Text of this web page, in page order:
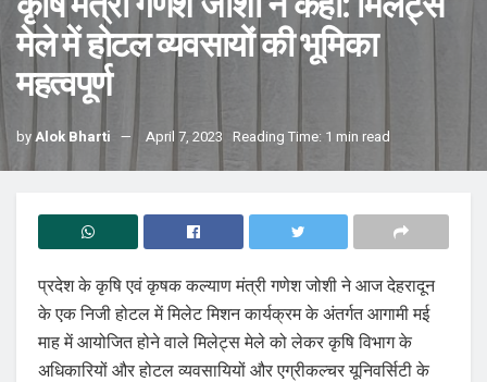
मेले में होटल व्यवसायों की भूमिका
महत्वपूर्ण
byAlok Bharti April 7, 2023 Reading Time: 1 min read
प्रदेश के कृषि एवं कृषक कल्याण मंत्री गणेश जोशी ने आज देहरादून
के एक निजी होटल में मिलेट मिशन कार्यक्रम के अंतर्गत आगामी मई
माह में आयोजित होने वाले मिलेट्स मेले को लेकर कृषि विभाग के
अधिकारियों और होटल व्यवसायियों और एग्रीकल्चर यूनिवर्सिटी के